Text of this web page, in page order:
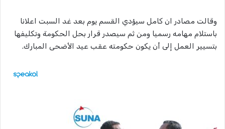
وقالت مصادر ان كامل سيؤدي القسم يوم بعد غد السبت اعلانا
باستلام مهامه رسميا ومن ثم سيصدر قرار بحل الحكومة وتكليفها
بتسيير العمل إلى أن يكون حكومته عقب عيد الأضحى المبارك.